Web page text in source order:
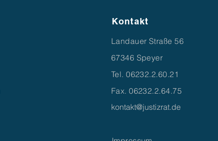
Kontakt
Landauer Straße 56
67346 Speyer
Tel. 06232.2.60.21
Fax. 06232.2.64.75
kontakt@justizrat.de